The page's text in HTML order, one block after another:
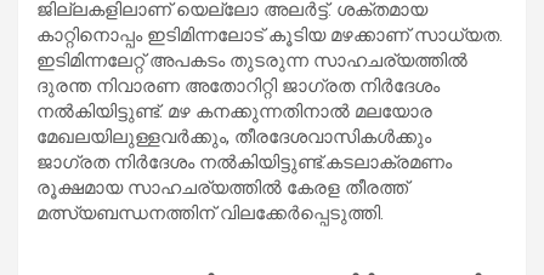
ജില്ലകളിലാണ് യെല്ലോ അലർട്ട്. ശക്തമായ
കാറ്റിനൊപ്പം ഇടിമിന്നലോട് കൂടിയ മഴക്കാണ് സാധ്യത.
ഇടിമിന്നലേറ്റ് അപകടം തുടരുന്ന സാഹചര്യത്തിൽ
ദുരന്ത നിവാരണ അതോറിറ്റി ജാഗ്രത നിർദേശം
നൽകിയിട്ടുണ്ട്. മഴ കനക്കുന്നതിനാൽ മലയോര
മേഖലയിലുള്ളവർക്കും, തീരദേശവാസികൾക്കും
ജാഗ്രത നിർദേശം നൽകിയിട്ടുണ്ട്.കടലാക്രമണം
രൂക്ഷമായ സാഹചര്യത്തിൽ കേരള തീരത്ത്
മത്സ്യബന്ധനത്തിന് വിലക്കേർപ്പെടുത്തി.